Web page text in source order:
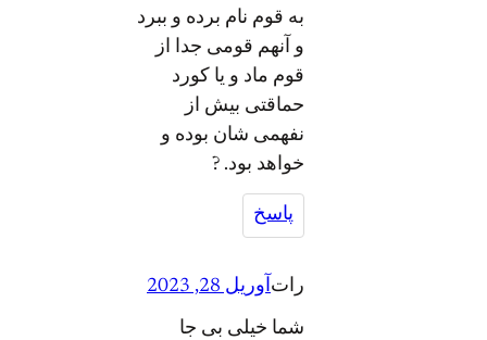
به قوم نام برده و ببرد
و آنهم قومی جدا از
قوم ماد و یا کورد
حماقتی بیش از
نفهمی شان بوده و
خواهد بود. ?
پاسخ
رات آوریل 28, 2023
شما خیلی بی جا